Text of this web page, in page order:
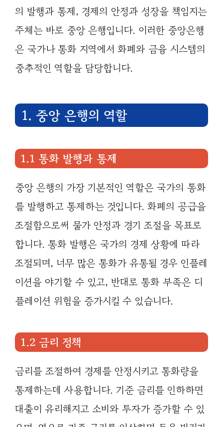
의 발행과 통제, 경제의 안정과 성장을 책임지는
주체는 바로 중앙 은행입니다. 이러한 중앙은행
은 국가나 통화 지역에서 화폐와 금융 시스템의
중추적인 역할을 담당합니다.
1. 중앙 은행의 역할
1.1 통화 발행과 통제
중앙 은행의 가장 기본적인 역할은 국가의 통화
를 발행하고 통제하는 것입니다. 화폐의 공급을
조절함으로써 물가 안정과 경기 조절을 목표로
합니다. 통화 발행은 국가의 경제 상황에 따라
조절되며, 너무 많은 통화가 유통될 경우 인플레
이션을 야기할 수 있고, 반대로 통화 부족은 디
플레이션 위험을 증가시킬 수 있습니다.
1.2 금리 정책
금리를 조절하여 경제를 안정시키고 통화량을
통제하는데 사용합니다. 기준 금리를 인하하면
대출이 유리해지고 소비와 투자가 증가할 수 있